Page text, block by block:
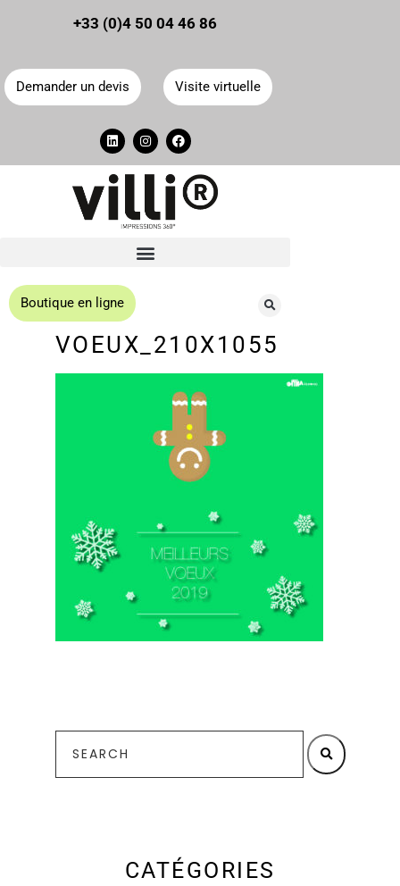
Panneau de gestion des cookies
+33 (0)4 50 04 46 86
Demander un devis Visite virtuelle
Boutique en ligne
VOEUX_210X1055
CATÉGORIES